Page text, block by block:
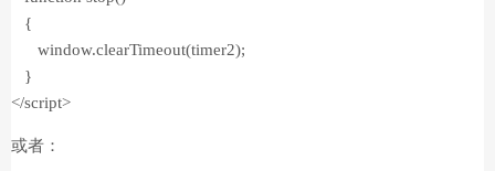
{
window.clearTimeout(timer2);
}
</script>
或者：